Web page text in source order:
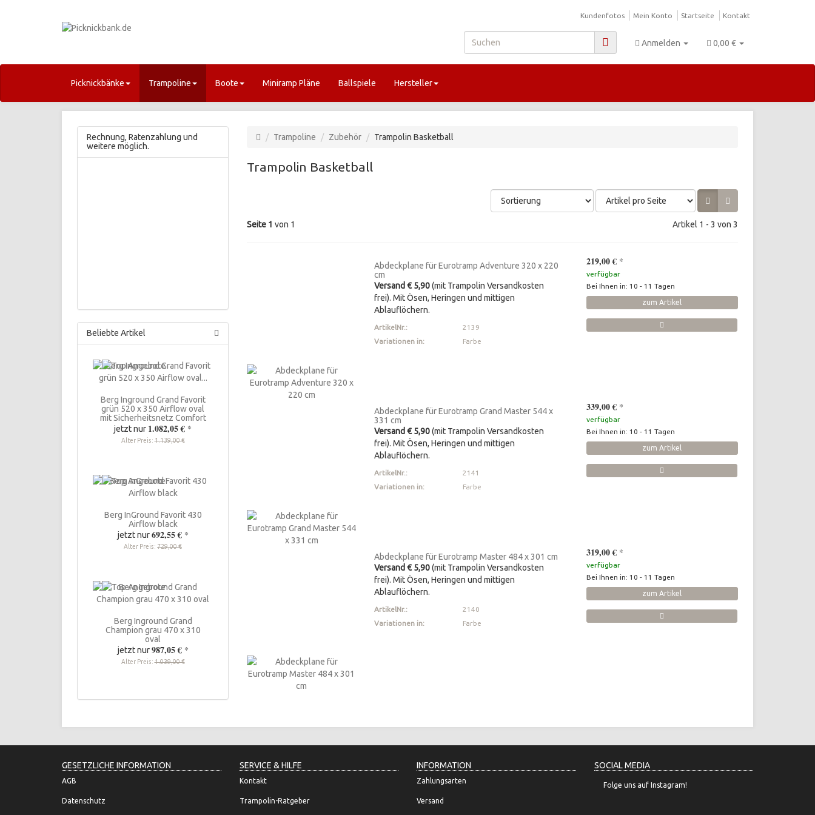
Kundenfotos Mein Konto Startseite Kontakt
Anmelden 0,00 €
Picknickbänke Trampoline Boote Miniramp Pläne Ballspiele Hersteller
Trampoline Zubehör Trampolin Basketball
Trampolin Basketball
Seite 1 von 1 Artikel 1 - 3 von 3
Abdeckplane für Eurotramp Adventure 320 x 220
cm
Versand € 5,90(mit Trampolin Versandkosten
frei). Mit Ösen, Heringen und mittigen
Ablauflöchern.
ArtikelNr.:
2139
Variationen in:
Farbe
219,00 € *
verfügbar
Bei Ihnen in: 10 - 11 Tagen
zum Artikel
Abdeckplane für Eurotramp Grand Master 544 x
331 cm
Versand € 5,90(mit Trampolin Versandkosten
frei). Mit Ösen, Heringen und mittigen
Ablauflöchern.
ArtikelNr.:
2141
Variationen in:
Farbe
339,00 € *
verfügbar
Bei Ihnen in: 10 - 11 Tagen
zum Artikel
Abdeckplane für Eurotramp Master 484 x 301 cm
Versand € 5,90(mit Trampolin Versandkosten
frei). Mit Ösen, Heringen und mittigen
Ablauflöchern.
ArtikelNr.:
2140
Variationen in:
Farbe
319,00 € *
verfügbar
Bei Ihnen in: 10 - 11 Tagen
zum Artikel
Rechnung, Ratenzahlung und
weitere möglich.
Beliebte Artikel
Berg Inground Grand Favorit
grün 520 x 350 Airflow oval
mit Sicherheitsnetz Comfort
jetzt nur 1.082,05 € *
Alter Preis:1.139,00 €
Berg InGround Favorit 430
Airflow black
jetzt nur692,55 € *
Alter Preis: 729,00 €
Berg Inground Grand
Champion grau 470 x 310
oval
jetzt nur987,05 € *
Alter Preis:1.039,00 €
GESETZLICHE INFORMATION
AGB
Datenschutz
SERVICE & HILFE
Kontakt
Trampolin-Ratgeber
INFORMATION
Zahlungsarten
Versand
SOCIAL MEDIA
Folge uns auf Instagram!